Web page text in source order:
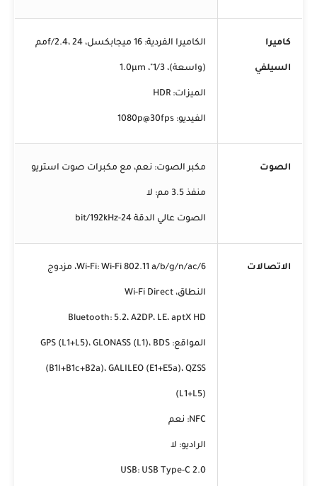
كاميرا
السيلفي
الكاميرا الفردية: 16 ميجابكسل، f/2.4، 24مم
(واسعة)، 1/3"، 1.0µm
الميزات: HDR
الفيديو: 1080p@30fps
الصوت مكبر الصوت: نعم، مع مكبرات صوت استريو
منفذ 3.5 مم: لا
الصوت عالي الدقة 24-bit/192kHz
الاتصالات Wi-Fi: Wi-Fi 802.11 a/b/g/n/ac/6، مزدوج
النطاق، Wi-Fi Direct
Bluetooth: 5.2، A2DP، LE، aptX HD
المواقع: GPS (L1+L5)، GLONASS (L1)، BDS
(B1I+B1c+B2a)، GALILEO (E1+E5a)، QZSS
(L1+L5)
NFC: نعم
الراديو: لا
USB: USB Type-C 2.0